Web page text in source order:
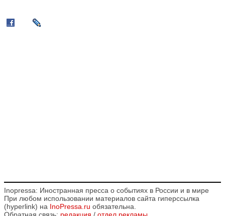
Inopressa: Иностранная пресса о событиях в России и в мире
При любом использовании материалов сайта гиперссылка
(hyperlink) на InoPressa.ru обязательна.